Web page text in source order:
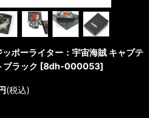
ッポーライター：宇宙海賊 キャプテ
ブラック [8dh-000053]
(税込)